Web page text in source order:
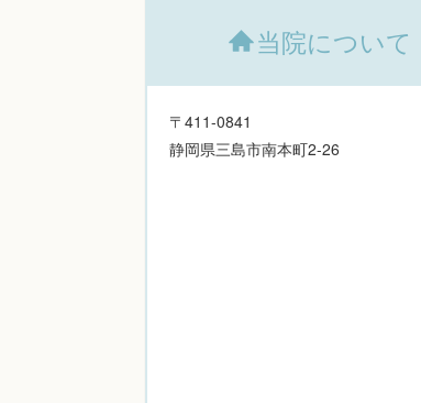
当院について
〒411-0841
静岡県三島市南本町2-26